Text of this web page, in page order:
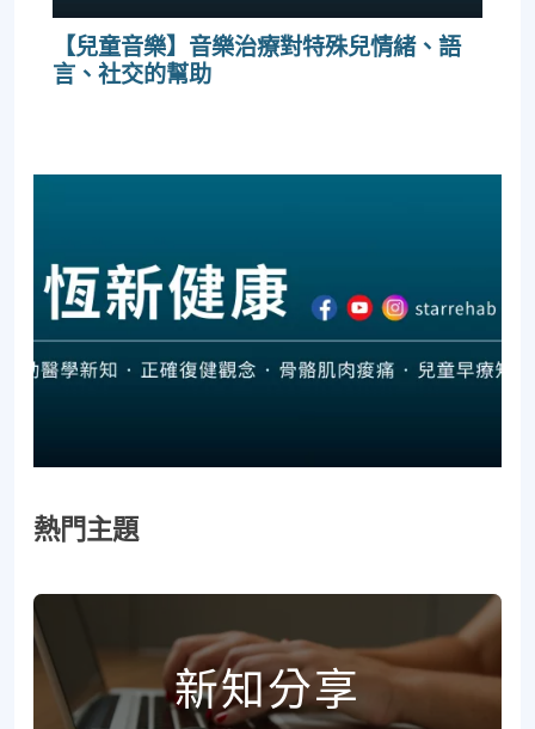
【兒童音樂】音樂治療對特殊兒情緒、語
言、社交的幫助
熱門主題
新知分享